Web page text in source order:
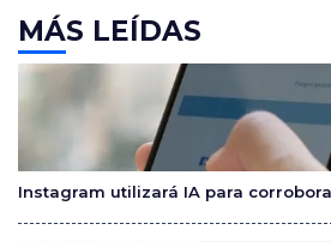
c
e
b
o
k
itt
er
m
p
ar
tir
MÁS LEÍDAS
Instagram utilizará IA para